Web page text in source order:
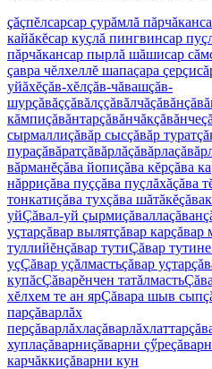
çăçпĕлcapcap çурăмлă пăрчăкан
кайăкĕcap куçлă пингвинcap
пăрчăканcap пырлă шăшиcap
çавра чĕлхеллĕ шапаçapа çерçи
уйăхĕçăв-хĕлçăв-чăвашçăв-
шурçăвăççăвăлççăвăлчăçăвăн
кăмпиçăвăнтарçăвăнчăкçăвăнче
сырмаллиçăвăр сысçăвăр турат
пураçăвăратçăвăрлăçăвăрла
вăрманĕçăва йопиçăва кĕрçăва
нăрриçăва пуççăва пуçлăхăçăва
тонкатиçăва тухçăва шăтăкĕçăвак
уйÇăвал-уй çырмиçăваллаçăван
уçтарçăвар вылятçăвар карçăвар
туллийĕнçăвар тутиÇăвар
уçÇăвар уçăлмастьçăвар уçтар
купăсÇăварĕнчен татăлмасть
хĕлхем те ан ярÇăвара шыв сып
парçăварлăх
перçăварлăхлаçăварлăхлаттар
хуплаçăварниçăварни çӳре
карчăккиçăварни кун